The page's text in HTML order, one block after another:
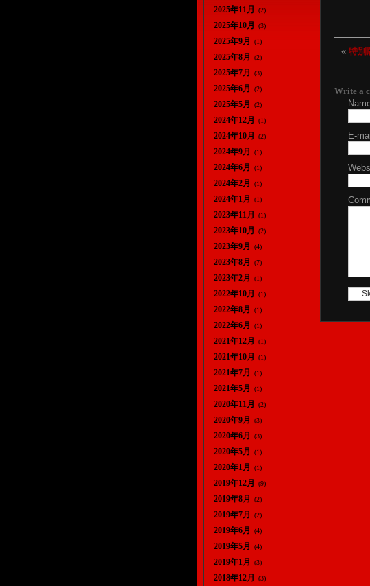
« 特別
Write a
E-
2025年11月 (2)
2025年10月 (3)
2025年9月 (1)
2025年8月 (2)
2025年7月 (3)
2025年6月 (2)
2025年5月 (2)
2024年12月 (1)
2024年10月 (2)
2024年9月 (1)
2024年6月 (1)
2024年2月 (1)
2024年1月 (1)
2023年11月 (1)
2023年10月 (2)
2023年9月 (4)
2023年8月 (7)
2023年2月 (1)
2022年10月 (1)
2022年8月 (1)
2022年6月 (1)
2021年12月 (1)
2021年10月 (1)
2021年7月 (1)
2021年5月 (1)
2020年11月 (2)
2020年9月 (3)
2020年6月 (3)
2020年5月 (1)
2020年1月 (1)
2019年12月 (9)
2019年8月 (2)
2019年7月 (2)
2019年6月 (4)
2019年5月 (4)
2019年1月 (3)
2018年12月 (3)